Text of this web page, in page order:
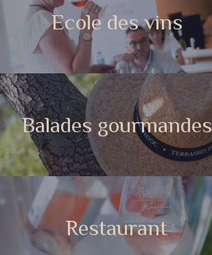
Ecole des vins
Balades gourmandes
Restaurant